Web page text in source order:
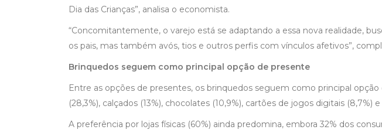
Dia das Crianças”, analisa o economista.
“Concomitantemente, o varejo está se adaptando a essa nova realidade,
os pais, mas também avós, tios e outros perfis com vínculos afetivos”,
Brinquedos seguem como principal opção de presente
Entre as opções de presentes, os brinquedos seguem como principal
(28,3%), calçados (13%), chocolates (10,9%), cartões de jogos digitais (8,7%)
A preferência por lojas físicas (60%) ainda predomina, embora 32% dos